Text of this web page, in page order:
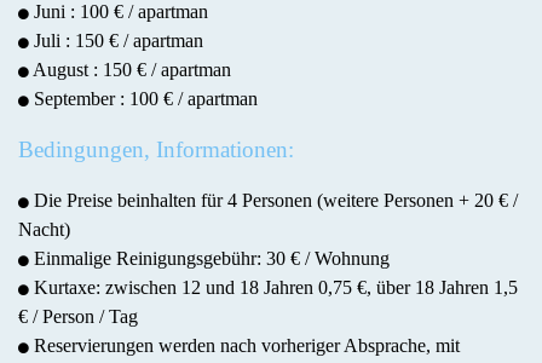
Juni : 100 € / apartman
Juli : 150 € / apartman
August : 150 € / apartman
September : 100 € / apartman
Bedingungen, Informationen:
Die Preise beinhalten für 4 Personen (weitere Personen + 20 € /
Nacht)
Einmalige Reinigungsgebühr: 30 € / Wohnung
Kurtaxe: zwischen 12 und 18 Jahren 0,75 €, über 18 Jahren 1,5
€ / Person / Tag
Reservierungen werden nach vorheriger Absprache, mit